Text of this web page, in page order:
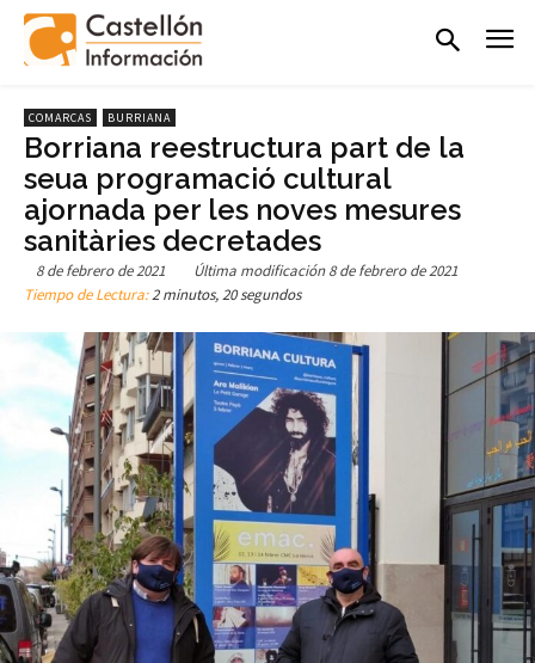
COMARCAS BURRIANA
Borriana reestructura part de la
seua programació cultural
ajornada per les noves mesures
sanitàries decretades
8 de febrero de 2021 Última modificación 8 de febrero de 2021
Tiempo de Lectura:2 minutos, 20 segundos